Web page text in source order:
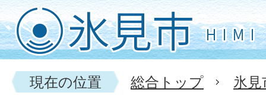
現在の位置 総合トップ 氷